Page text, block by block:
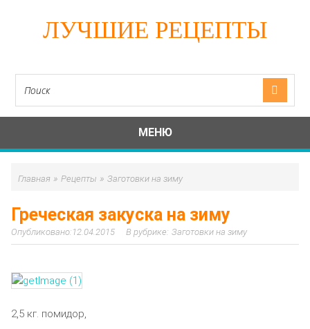
ЛУЧШИЕ РЕЦЕПТЫ
МЕНЮ
Главная » Рецепты » Заготовки на зиму
Греческая закуска на зиму
12.04.2015 Заготовки на зиму
2,5 кг. помидор,